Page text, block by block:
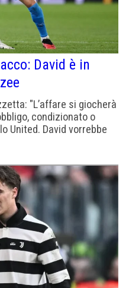
David è in
"L’affare si gio­cherà
con­di­zio­nato o
United. David vorrebbe